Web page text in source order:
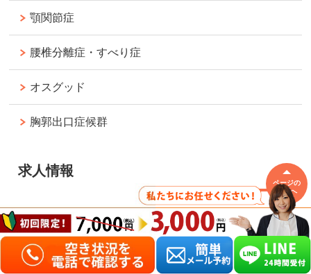
顎関節症
腰椎分離症・すべり症
オスグッド
胸郭出口症候群
求人情報
【求人情報】
ブログ
ページの
先頭へ